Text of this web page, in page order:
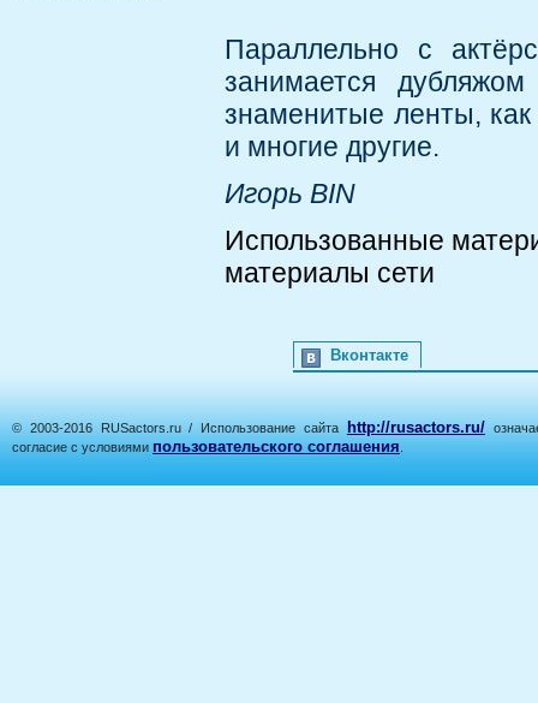
Параллельно с
занимается
знаменитые ленты,
и многие другие.
Игорь BIN
Использованные
материалы сети
Вконтакте
© 2003-2016 RUSactors.ru / Использование сайта http://rusactors.ru/
согласие с условиями пользовательского соглашения